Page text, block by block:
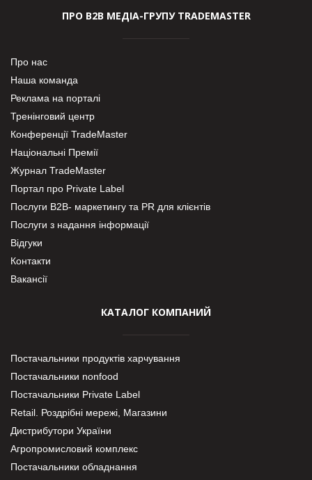
ПРО В2В МЕДІА-ГРУПУ TRADEMASTER
Про нас
Наша команда
Реклама на порталі
Тренінговий центр
Конференції TradeMaster
Національні Премії
Журнал TradeMaster
Портал про Private Label
Послуги В2В- маркетингу та PR для клієнтів
Послуги з надання інформації
Відгуки
Контакти
Вакансії
КАТАЛОГ КОМПАНИЙ
Постачальники продуктів харчування
Постачальники nonfood
Постачальники Private Label
Retail. Роздрібні мережі, Магазини
Дистрибутори України
Агропромисловий комплекс
Постачальники обладнання